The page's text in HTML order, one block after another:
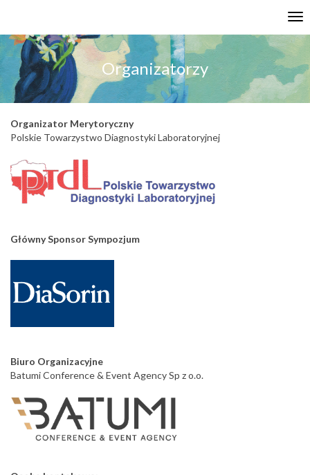
Organizatorzy
Organizator Merytoryczny
Polskie Towarzystwo Diagnostyki Laboratoryjnej
Główny Sponsor Sympozjum
Biuro Organizacyjne
Batumi Conference & Event Agency Sp z o.o.